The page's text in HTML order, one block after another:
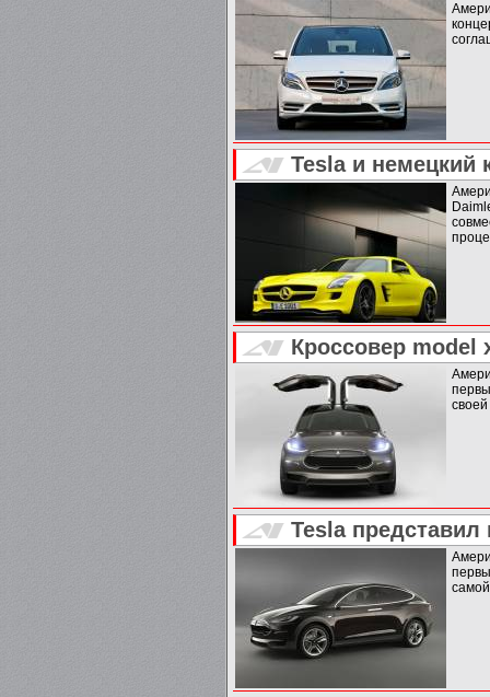
Tesla и немецкий
Кроссовер model
Tesla представил